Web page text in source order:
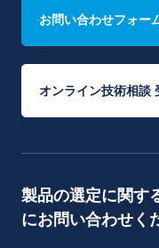
お問い合わせフォー
オンライン技術相談
製品の選定に関す
にお問い合わせく